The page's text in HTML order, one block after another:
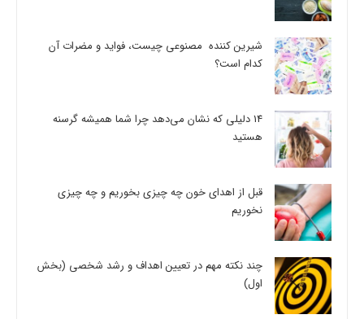
شیرین کننده مصنوعی چیست، فواید و مضرات آن
کدام است؟
14 دلیلی که نشان می‌دهد چرا شما همیشه گرسنه
هستید
قبل از اهدای خون چه چیزی بخوریم و چه چیزی
نخوریم
چند نکته مهم در تعیین اهداف و رشد شخصی (بخش
اول)